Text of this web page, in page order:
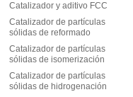
Catalizador y aditivo FCC
Catalizador de partículas
sólidas de reformado
Catalizador de partículas
sólidas de isomerización
Catalizador de partículas
sólidas de hidrogenación